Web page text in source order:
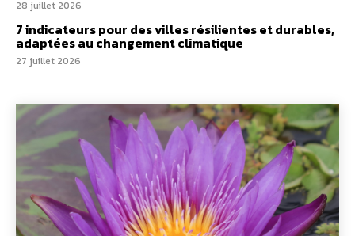
28 juillet 2026
7 indicateurs pour des villes résilientes et durables,
adaptées au changement climatique
27 juillet 2026